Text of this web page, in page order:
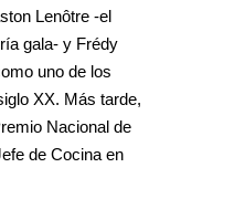
Lenôtre -el
gala- y Frédy
uno de los
XX. Más tarde,
Nacional de
de Cocina en